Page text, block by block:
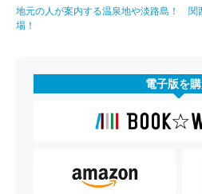
地元の人が案内する温泉地や淡路島！ 関
場！
電子版を